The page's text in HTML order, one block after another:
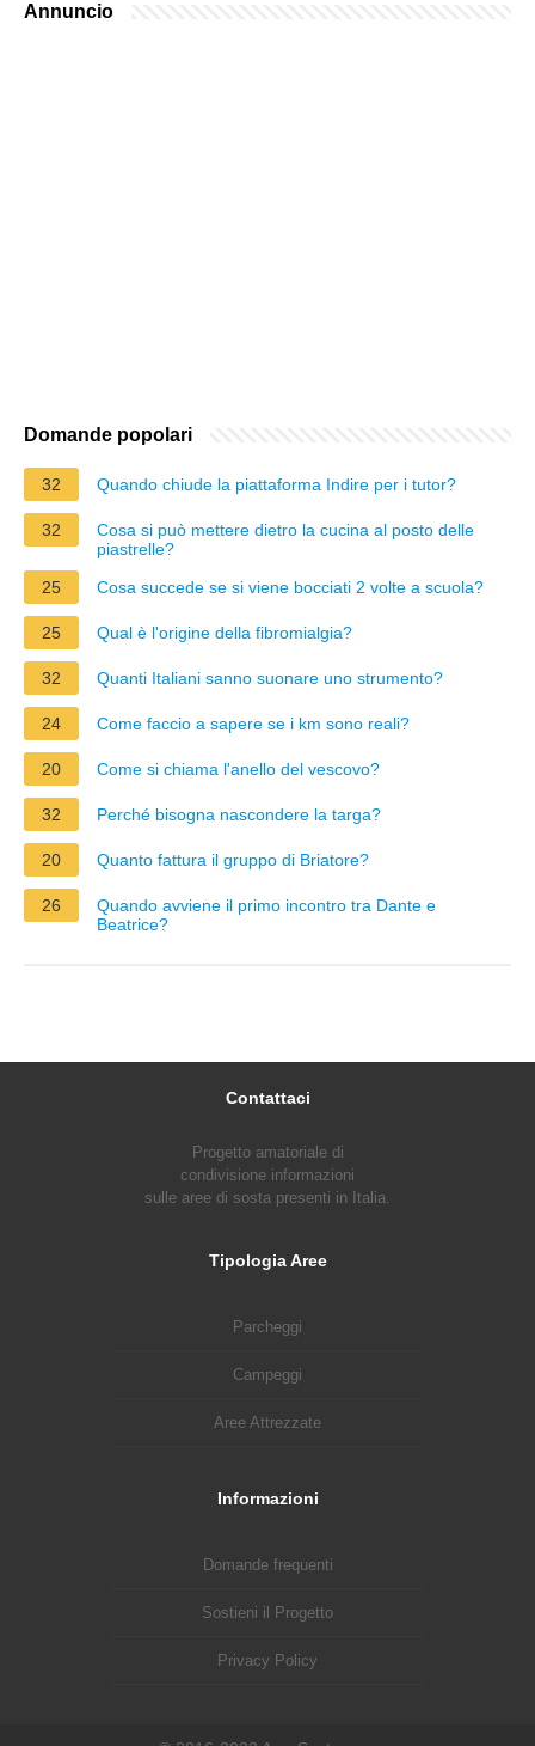
Annuncio
Domande popolari
32 Quando chiude la piattaforma Indire per i tutor?
32
Cosa si può mettere dietro la cucina al posto delle
piastrelle?
25
Cosa succede se si viene bocciati 2 volte a scuola?
25 Qual è l'origine della fibromialgia?
32 Quanti Italiani sanno suonare uno strumento?
24 Come faccio a sapere se i km sono reali?
20 Come si chiama l'anello del vescovo?
32 Perché bisogna nascondere la targa?
20 Quanto fattura il gruppo di Briatore?
26
Quando avviene il primo incontro tra Dante e
Beatrice?
Contattaci
Progetto amatoriale di
condivisione informazioni
sulle aree di sosta presenti in Italia.
Tipologia Aree
Parcheggi
Campeggi
Aree Attrezzate
Informazioni
Domande frequenti
Sostieni il Progetto
Privacy Policy